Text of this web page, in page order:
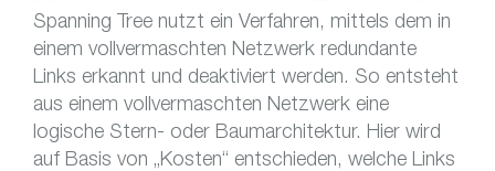
Spanning Tree nutzt ein Verfahren, mittels dem in
einem vollvermaschten Netzwerk redundante
Links erkannt und deaktiviert werden. So entsteht
aus einem vollvermaschten Netzwerk eine
logische Stern- oder Baumarchitektur. Hier wird
auf Basis von „Kosten“ entschieden, welche Links